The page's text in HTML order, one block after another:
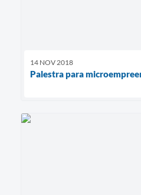
14 NOV 2018
Palestra para